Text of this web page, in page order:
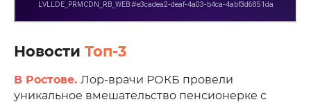
Новости Топ-3
В Ростове. Лор-врачи РОКБ провели
уникальное вмешательство пенсионерке с